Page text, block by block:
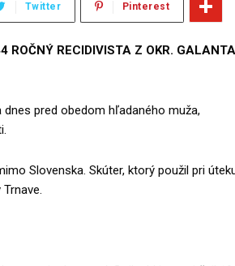
Twitter Pinterest
ROČNÝ RECIDIVISTA Z OKR.
dnes pred obedom hľadaného muža,
Slovenska. Skúter, ktorý použil pri